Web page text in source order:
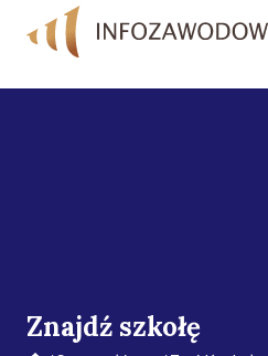
Znajdź szkołę